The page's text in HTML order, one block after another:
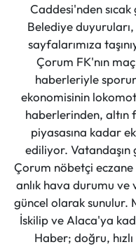
Caddesi'nden
Belediye
sayfalarımıza
Çorum FK'nın
haberleriyle
ekonomisinin
haberlerinden, altın
piyasasına kadar
ediliyor. Vatandaşın
Çorum nöbetçi
anlık hava durumu
güncel olarak sunulur.
İskilip ve Alaca'ya
Haber; doğru,